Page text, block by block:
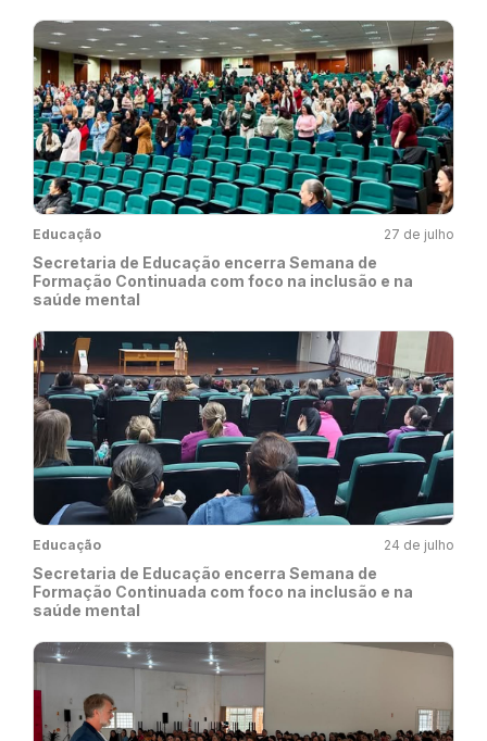
Educação 27 de julho
Secretaria de Educação encerra Semana de
Formação Continuada com foco na inclusão e na
saúde mental
Educação 24 de julho
Secretaria de Educação encerra Semana de
Formação Continuada com foco na inclusão e na
saúde mental